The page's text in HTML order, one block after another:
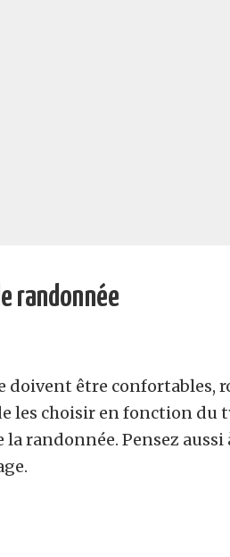
randonnée
doivent être confortables,
les choisir en fonction du
la randonnée. Pensez